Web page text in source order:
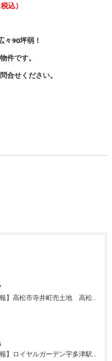
込）
々90坪弱！
件です。
合せください。
【新着物件情報】高松市寺井町売土地 高松の不動産売却、不動産買取、不動産査定のことならLifeスマイル
【新着物件情報】ロイヤルガーデン宇多津駅前三番館1305号 高松の不動産売却、不動産買取、不動産査定のことならLifeスマイル